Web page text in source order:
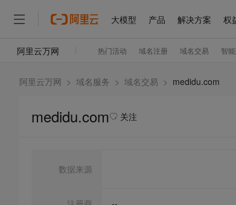
阿里云万网 > 域名服务 > 域名交易 > medidu.com
medidu.com 关注
数据来源